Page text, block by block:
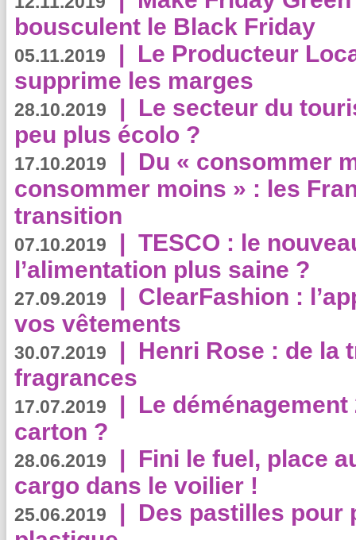
bousculent le Black Friday
05.11.2019 | Le Producteur
supprime les marges
28.10.2019 | Le secteur du
peu plus écolo ?
17.10.2019 | Du « consommer
consommer moins » : les
transition
07.10.2019 | TESCO : le
l’alimentation plus saine ?
27.09.2019 | ClearFashion :
vos vêtements
30.07.2019 | Henri Rose : de la
fragrances
17.07.2019 | Le
carton ?
28.06.2019 | Fini le fuel, place
cargo dans le voilier !
25.06.2019 | Des pastilles pour